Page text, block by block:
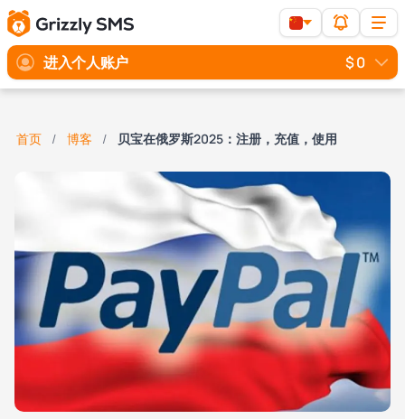
进入个人账户 $ 0
首页 博客 贝宝在俄罗斯2025：注册，充值，使用